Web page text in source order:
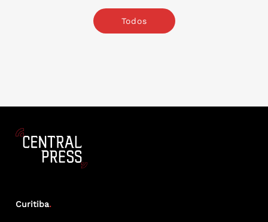
Todos
Curitiba.